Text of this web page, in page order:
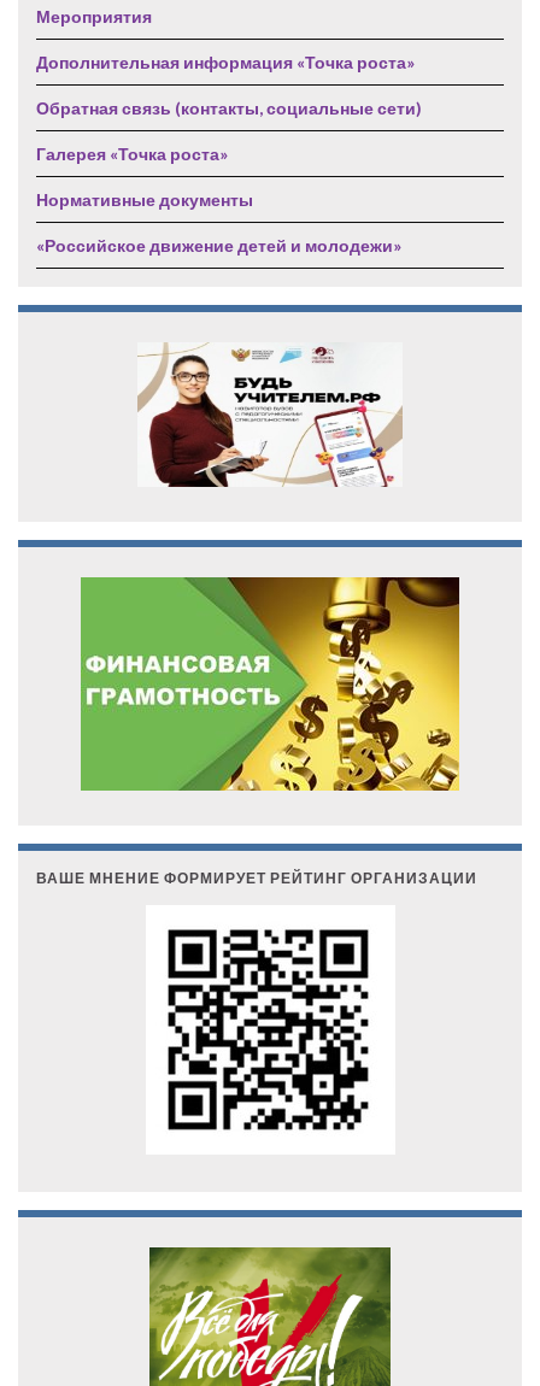
Мероприятия
Дополнительная информация «Точка роста»
Обратная связь (контакты, социальные сети)
Галерея «Точка роста»
Нормативные документы
«Российское движение детей и молодежи»
ВАШЕ МНЕНИЕ ФОРМИРУЕТ РЕЙТИНГ ОРГАНИЗАЦИИ